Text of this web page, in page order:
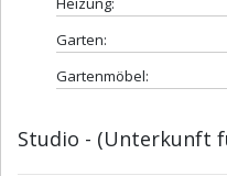
Garten:
Gartenmöbel:
Studio - (Unterkunft